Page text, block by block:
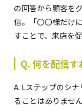
の回答から顧客を
信。「〇〇様だけ
すことで、来店を促
Q. 何を配信す
A. Lステップのシ
ることはありません